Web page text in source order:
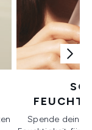
Spende deiner